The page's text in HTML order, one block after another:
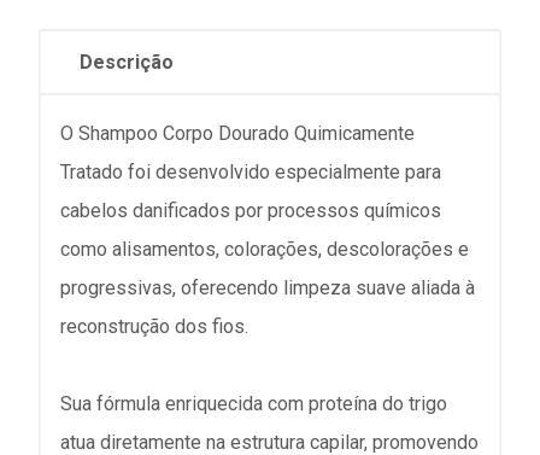
Descrição
O Shampoo Corpo Dourado Quimicamente
Tratado foi desenvolvido especialmente para
cabelos danificados por processos químicos
como alisamentos, colorações, descolorações e
progressivas, oferecendo limpeza suave aliada à
reconstrução dos fios.
Sua fórmula enriquecida com proteína do trigo
atua diretamente na estrutura capilar, promovendo